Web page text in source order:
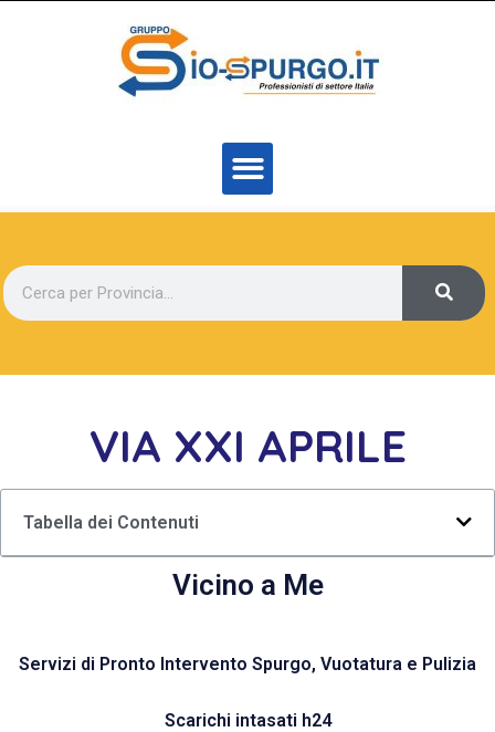
VIA XXI APRILE
Tabella dei Contenuti
Vicino a Me
Servizi di Pronto Intervento Spurgo, Vuotatura e Pulizia
Scarichi intasati h24